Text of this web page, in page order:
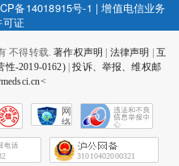
备14018915号-1 |增值电信业务
可证
不得转载.著作权声明 法律声明
互
-2019-0162)|投诉、举报、维权邮
网
络
会
征
31010402000321